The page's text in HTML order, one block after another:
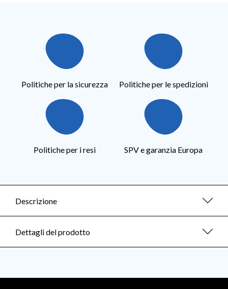
Politiche per la sicurezza Politiche per le spedizioni
Politiche per i resi SPV e garanzia Europa
Descrizione
Dettagli del prodotto